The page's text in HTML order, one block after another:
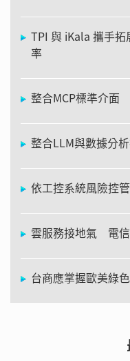
TPI 與 iKala 攜手
率
整合MCP標準介面
整合LLM與數據分
依工控系統風險控
雲服務接地氣 電
台商應掌握歐美綠